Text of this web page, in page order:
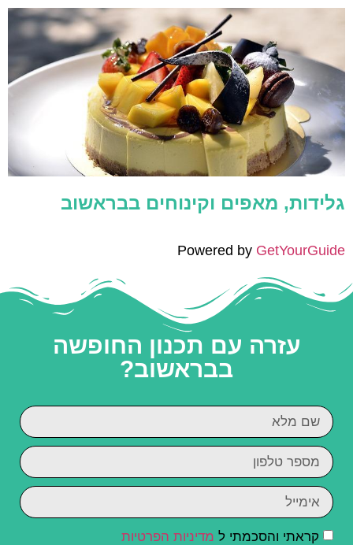
גלידות, מאפים וקינוחים בבראשוב
Powered by GetYourGuide
עזרה עם תכנון החופשה
בבראשוב?
קראתי והסכמתי ל מדיניות הפרטיות